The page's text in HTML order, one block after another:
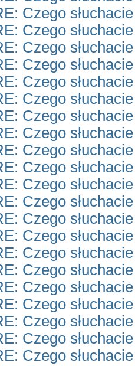
Czego
Czego
Czego
Czego
Czego
Czego
Czego
Czego
Czego
Czego
Czego
Czego
Czego
Czego
Czego
Czego
Czego
Czego
Czego
Czego
Czego